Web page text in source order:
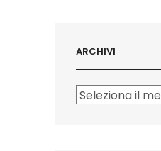
ARCHIVI
Archivi